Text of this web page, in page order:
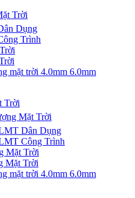
Trời
Dụng
Trình
mặt trời 4.0mm 6.0mm
Trời
Mặt Trời
Dân Dụng
Công Trình
Mặt Trời
Mặt Trời
mặt trời 4.0mm 6.0mm